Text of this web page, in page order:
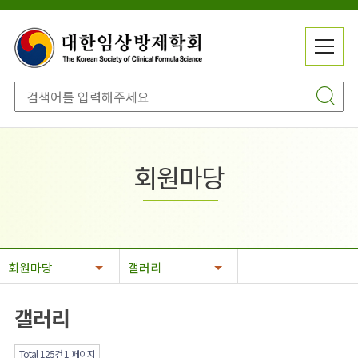
전
메
뉴
메
기
회원마당
회원마당 갤러리
갤러리
Total 125건1 페이지